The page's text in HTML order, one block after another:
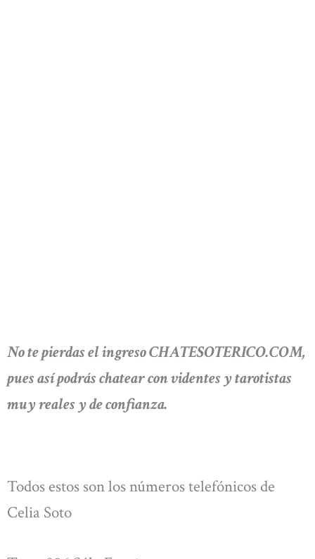
No te pierdas el ingreso CHATESOTERICO.COM,
pues así podrás chatear con videntes y tarotistas
muy reales y de confianza.
Todos estos son los números telefónicos de
Celia Soto